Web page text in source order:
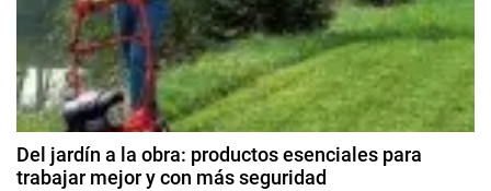
Del jardín a la obra: productos esenciales para
trabajar mejor y con más seguridad